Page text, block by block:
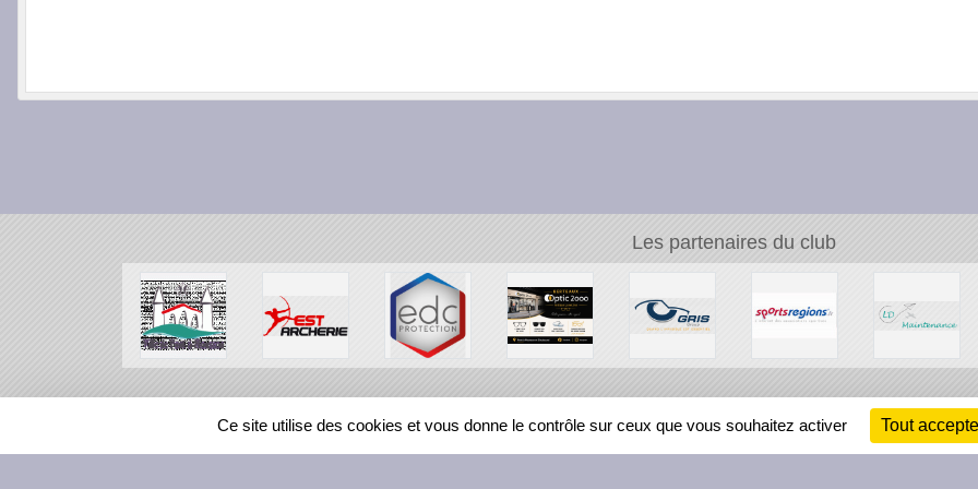
Les partenaires du club
REGIONS
Ce site utilise des cookies et vous donne le contrôle sur ceux que vous souhaitez activer Tout